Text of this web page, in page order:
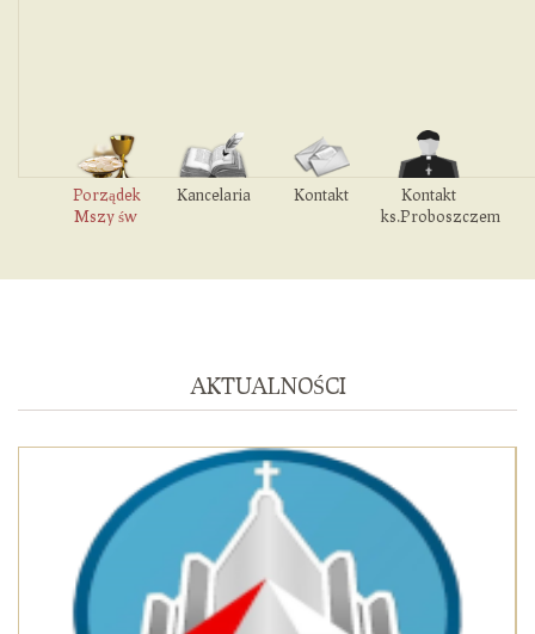
Porządek
Mszy św
Kancelaria Kontakt
Kontakt
ks.Proboszczem
AKTUALNOŚCI